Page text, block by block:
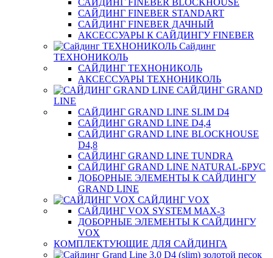
САЙДИНГ FINEBER BLOCKHOUSE
САЙДИНГ FINEBER STANDART
САЙДИНГ FINEBER ДАЧНЫЙ
АКСЕССУАРЫ К САЙДИНГУ FINEBER
Сайдинг
ТЕХНОНИКОЛЬ
САЙДИНГ ТЕХНОНИКОЛЬ
АКСЕССУАРЫ ТЕХНОНИКОЛЬ
САЙДИНГ GRAND
LINE
САЙДИНГ GRAND LINE SLIM D4
САЙДИНГ GRAND LINE D4,4
САЙДИНГ GRAND LINE BLOCKHOUSE
D4,8
САЙДИНГ GRAND LINE TUNDRA
САЙДИНГ GRAND LINE NATURAL-БРУС
ДОБОРНЫЕ ЭЛЕМЕНТЫ К САЙДИНГУ
GRAND LINE
САЙДИНГ VOX
САЙДИНГ VOX SYSTEM MAX-3
ДОБОРНЫЕ ЭЛЕМЕНТЫ К САЙДИНГУ
VOX
КОМПЛЕКТУЮЩИЕ ДЛЯ САЙДИНГА